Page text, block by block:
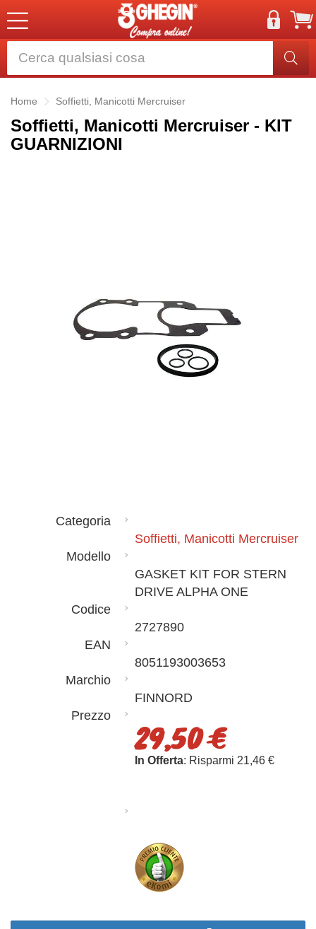
Home Soffietti, Manicotti Mercruiser
Soffietti, Manicotti Mercruiser - KIT
GUARNIZIONI
Categoria
Soffietti, Manicotti Mercruiser
Modello
GASKET KIT FOR STERN
DRIVE ALPHA ONE
Codice
2727890
EAN
8051193003653
Marchio
FINNORD
Prezzo
29,50 €
In Offerta: Risparmi 21,46 €